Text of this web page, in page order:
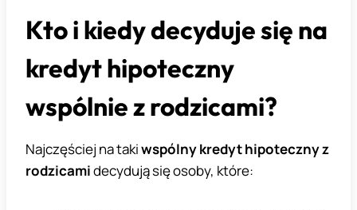
Kto i kiedy decyduje się na
kredyt hipoteczny
wspólnie z rodzicami?
Najczęściej na takiwspólny kredyt hipoteczny z
rodzicamidecydują się osoby, które: